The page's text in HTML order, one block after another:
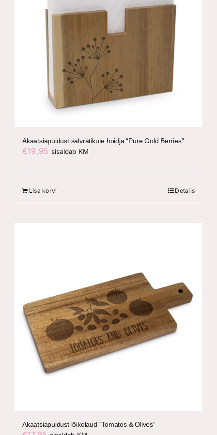
Akaatsiapuidust salvrätikute hoidja “Pure Gold Berries”
€19,95 sisaldab KM
Lisa korvi Details
Akaatsiapuidust lõikelaud “Tomatos & Olives”